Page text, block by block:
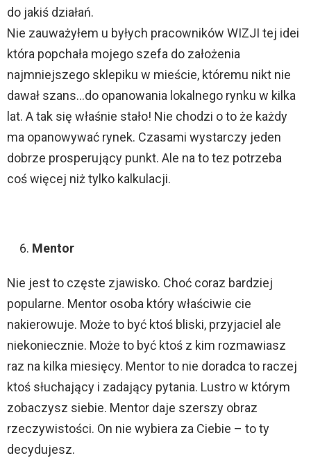
do jakiś działań.
Nie zauważyłem u byłych pracowników WIZJI tej idei
która popchała mojego szefa do założenia
najmniejszego sklepiku w mieście, któremu nikt nie
dawał szans…do opanowania lokalnego rynku w kilka
lat. A tak się właśnie stało! Nie chodzi o to że każdy
ma opanowywać rynek. Czasami wystarczy jeden
dobrze prosperujący punkt. Ale na to tez potrzeba
coś więcej niż tylko kalkulacji.
Mentor
Nie jest to częste zjawisko. Choć coraz bardziej
popularne. Mentor osoba który właściwie cie
nakierowuje. Może to być ktoś bliski, przyjaciel ale
niekoniecznie. Może to być ktoś z kim rozmawiasz
raz na kilka miesięcy. Mentor to nie doradca to raczej
ktoś słuchający i zadający pytania. Lustro w którym
zobaczysz siebie. Mentor daje szerszy obraz
rzeczywistości. On nie wybiera za Ciebie – to ty
decydujesz.